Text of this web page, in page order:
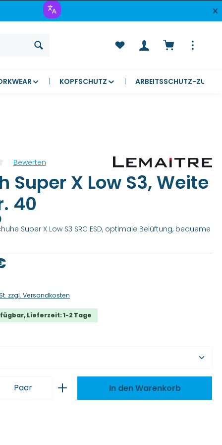
Warenkorb
KOPFSCHUTZ ARBEITSSCHUTZ-
Bewerten
Super X Low S3, Weite
40
Super X Low S3 SRC ESD, optimale Belüftung, bequeme
zzgl. Versandkosten
Lieferzeit: 1-2 Tage
Gib den gewünschten
Paar In den Warenkorb